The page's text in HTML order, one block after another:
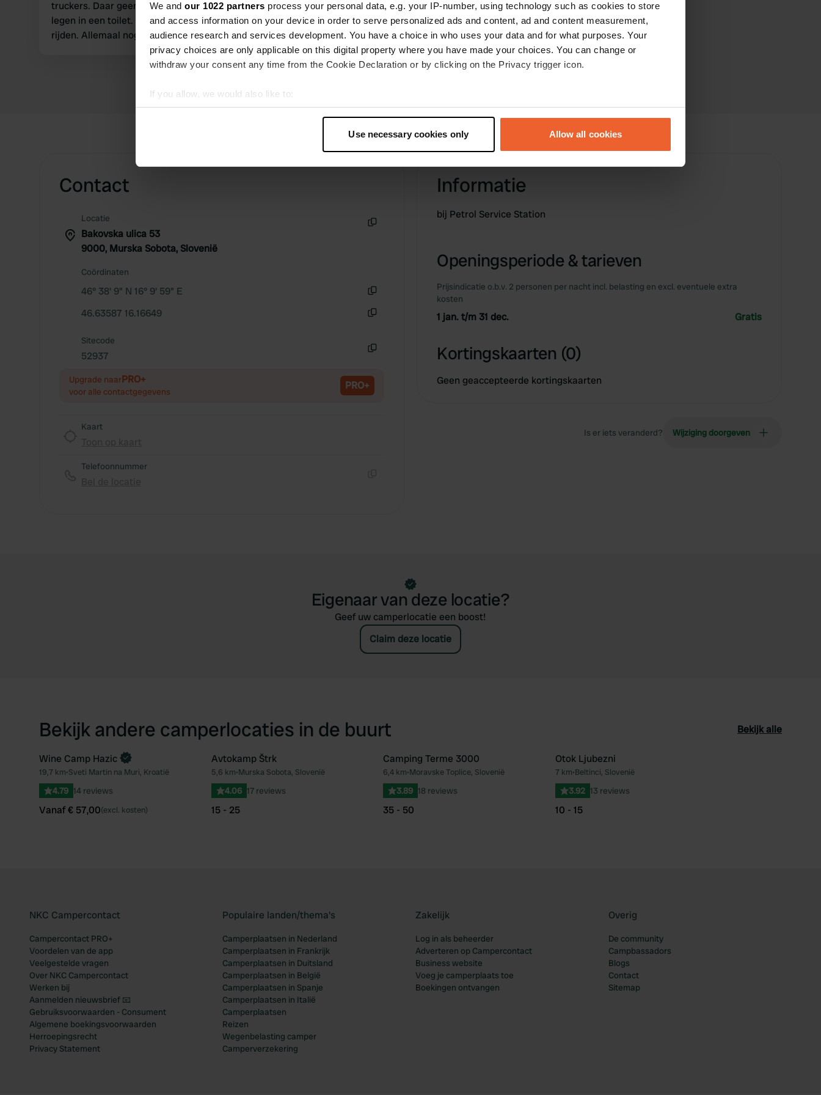
We and our 1022 partners process your personal data, e.g. your IP-number, using technology such as cookies to store
and access information on your device in order to serve personalized ads and content, ad and content measurement,
audience research and services development. You have a choice in who uses your data and for what purposes. Your
privacy choices are only applicable on this digital property where you have made your choices. You can change or
withdraw your consent any time from the Cookie Declaration or by clicking on the Privacy trigger icon.
If you allow, we would also like to:
Collect information about your geographical location which can be accurate to within several meters
Find out more about how your personal data is processed and set your preferences in the
information about your use of our site with our social media, advertising and analytics partners who may combine it with
Use necessary cookies only Allow all cookies
truckers. Daar geen aanwijzingen meer. Een onderhoudsman zei me te
legen in een toilet. Voor water opzij aan het gebouw. Ik mocht tot dichtbij
rijden. Allemaal nogal erg onduidelijk….
Contact
Locatie
Bakovska ulica 53
9000, Murska Sobota, Slovenië
Coördinaten
46° 38' 9" N 16° 9' 59" E
46.63587 16.16649
Sitecode
52937
Upgrade naarPRO+
voor alle contactgegevens PRO+
Kaart
Telefoonnummer
Informatie
bij Petrol Service Station
Openingsperiode & tarieven
Prijsindicatie o.b.v. 2 personen per nacht incl. belasting en excl. eventuele extra
kosten
1 jan. t/m 31 dec. Gratis
Kortingskaarten (0)
Geen geaccepteerde kortingskaarten
Is er iets veranderd? Wijziging doorgeven
Eigenaar van deze locatie?
Geef uw camperlocatie een boost!
Claim deze locatie
Bekijk andere camperlocaties in de buurt Bekijk alle
Favoriet
Boek direct
Wine Camp Hazic
19,7 km•Sveti Martin na Muri, Kroatië
4.79 14 reviews
Vanaf € 57,00(excl. kosten)
Favoriet
Avtokamp Štrk
5,6 km•Murska Sobota, Slovenië
4.06 17 reviews
15 - 25
Favoriet
Camping Terme 3000
6,4 km•Moravske Toplice, Slovenië
3.89 18 reviews
35 - 50
Otok Ljubezni
7 km•Beltinci, Slovenië
3.92 13 reviews
10 - 15
NKC Campercontact
Campercontact PRO+
Voordelen van de app
Veelgestelde vragen
Over NKC Campercontact
Werken bij
Aanmelden nieuwsbrief 📧
Gebruiksvoorwaarden - Consument
Algemene boekingsvoorwaarden
Herroepingsrecht
Privacy Statement
Populaire landen/thema's
Camperplaatsen in Nederland
Camperplaatsen in Frankrijk
Camperplaatsen in Duitsland
Camperplaatsen in België
Camperplaatsen in Spanje
Camperplaatsen in Italië
Camperplaatsen
Reizen
Wegenbelasting camper
Camperverzekering
Zakelijk
Log in als beheerder
Adverteren op Campercontact
Business website
Voeg je camperplaats toe
Boekingen ontvangen
Overig
De community
Campbassadors
Blogs
Contact
Sitemap